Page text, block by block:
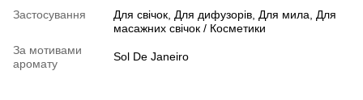
Застосування
Для свічок, Для дифузорів, Для мила, Для
масажних свічок / Косметики
За мотивами
аромату
Sol De Janeiro